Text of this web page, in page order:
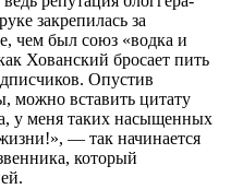
закрепилась за
чем был союз «водка и
Хованский бросает пить
Опустив
можно вставить цитату
у меня таких насыщенных
— так начинается
который